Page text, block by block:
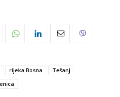
rijeka Bosna
Tešanj